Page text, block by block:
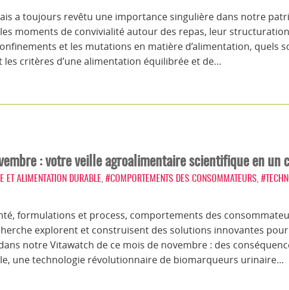
a toujours revêtu une importance singulière dans notre
moments de convivialité autour des repas, leur
et les mutations en matière d’alimentation, quels
les critères d’une alimentation équilibrée et de…
: votre veille agroalimentaire scientifique en
ET ALIMENTATION DURABLE #COMPORTEMENTS DES CONSOMMATEURS
formulations et process, comportements des
explorent et construisent des solutions innovantes
notre Vitawatch de ce mois de novembre : des
une technologie révolutionnaire de biomarqueurs urinaire…